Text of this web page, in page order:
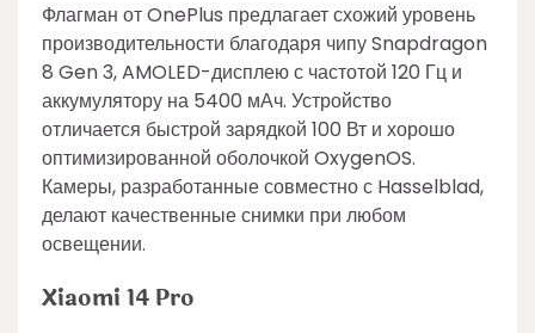
Флагман от OnePlus предлагает схожий уровень
производительности благодаря чипу Snapdragon
8 Gen 3, AMOLED-дисплею с частотой 120 Гц и
аккумулятору на 5400 мАч. Устройство
отличается быстрой зарядкой 100 Вт и хорошо
оптимизированной оболочкой OxygenOS.
Камеры, разработанные совместно с Hasselblad,
делают качественные снимки при любом
освещении.
Xiaomi 14 Pro